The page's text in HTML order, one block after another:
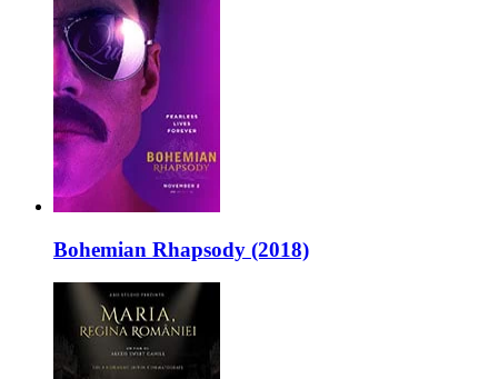
Bohemian Rhapsody (2018)